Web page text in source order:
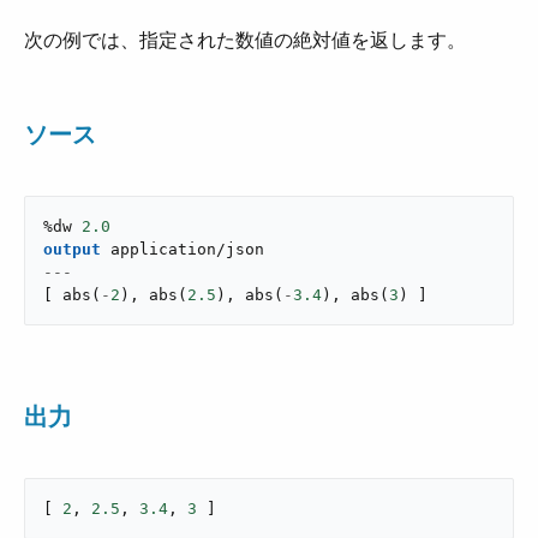
次の例では、指定された数値の絶対値を返します。
ソース
%dw 2.0
output
application/json
---
abs ( - 2 ) , abs ( 2.5 ) , abs ( -3.4 ) , abs ( 3 )
出力
2 , 2.5 , 3.4 , 3